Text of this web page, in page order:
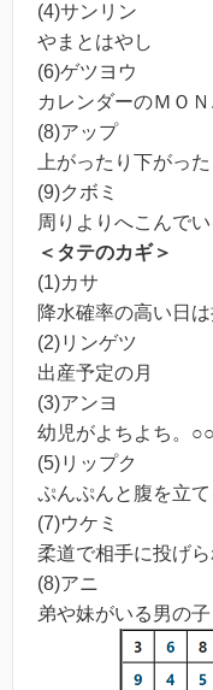
(4)サンリン
やまとはやし
(6)ゲツヨウ
カレンダーのＭＯＮ.
(8)アップ
上がったり下がっ
(9)クボミ
周りよりへこんで
＜タテのカギ＞
(1)カサ
降水確率の高い日
(2)リンゲツ
出産予定の月
(3)アンヨ
幼児がよちよち。
(5)リップク
ぷんぷんと腹を立て
(7)ウケミ
柔道で相手に投げ
(8)アニ
弟や妹がいる男の子